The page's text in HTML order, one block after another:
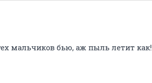
мальчиков бью, аж пыль летит как!